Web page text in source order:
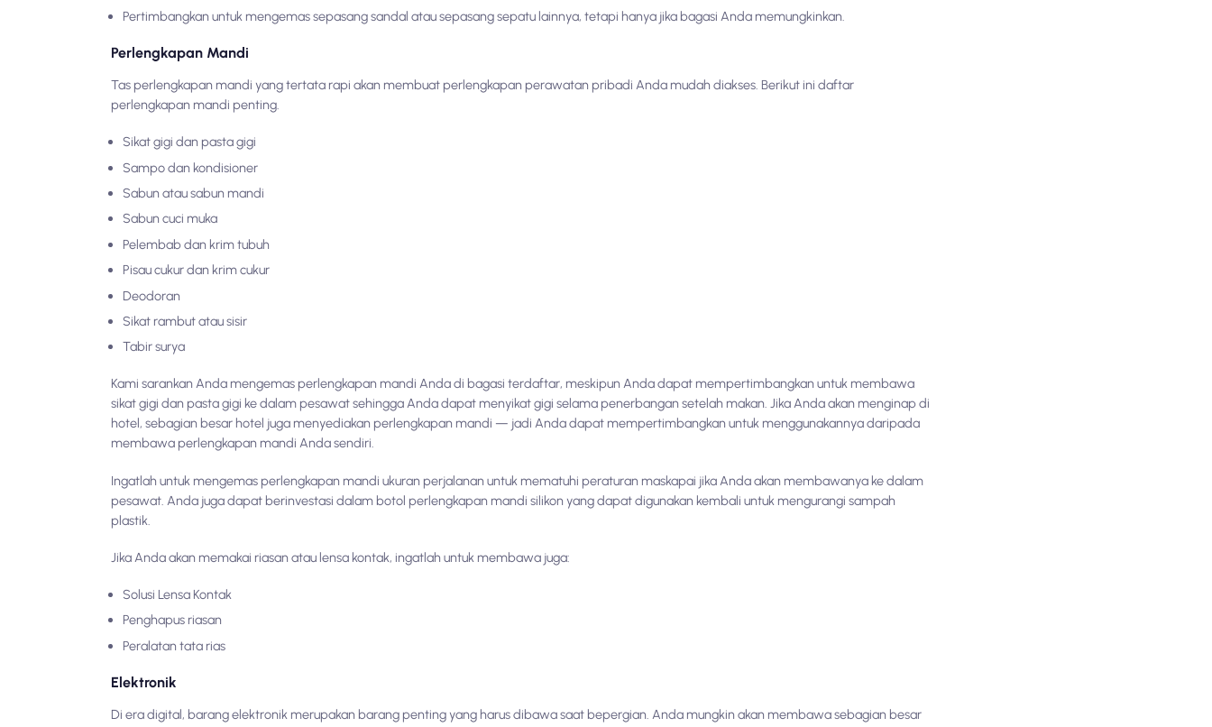
Pertimbangkan untuk mengemas sepasang sandal atau sepasang sepatu lainnya, tetapi hanya jika bagasi Anda memungkinkan.
Perlengkapan Mandi
Tas perlengkapan mandi yang tertata rapi akan membuat perlengkapan perawatan pribadi Anda mudah diakses. Berikut ini daftar
perlengkapan mandi penting.
Sikat gigi dan pasta gigi
Sampo dan kondisioner
Sabun atau sabun mandi
Sabun cuci muka
Pelembab dan krim tubuh
Pisau cukur dan krim cukur
Deodoran
Sikat rambut atau sisir
Tabir surya
Kami sarankan Anda mengemas perlengkapan mandi Anda di bagasi terdaftar, meskipun Anda dapat mempertimbangkan untuk membawa
sikat gigi dan pasta gigi ke dalam pesawat sehingga Anda dapat menyikat gigi selama penerbangan setelah makan. Jika Anda akan menginap di
hotel, sebagian besar hotel juga menyediakan perlengkapan mandi — jadi Anda dapat mempertimbangkan untuk menggunakannya daripada
membawa perlengkapan mandi Anda sendiri.
Ingatlah untuk mengemas perlengkapan mandi ukuran perjalanan untuk mematuhi peraturan maskapai jika Anda akan membawanya ke dalam
pesawat. Anda juga dapat berinvestasi dalam botol perlengkapan mandi silikon yang dapat digunakan kembali untuk mengurangi sampah
plastik.
Jika Anda akan memakai riasan atau lensa kontak, ingatlah untuk membawa juga:
Solusi Lensa Kontak
Penghapus riasan
Peralatan tata rias
Elektronik
Di era digital, barang elektronik merupakan barang penting yang harus dibawa saat bepergian. Anda mungkin akan membawa sebagian besar